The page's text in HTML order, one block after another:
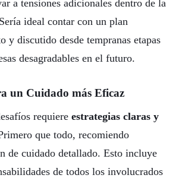
a tensiones adicionales dentro de la
ideal contar con un plan
y discutido desde tempranas etapas
desagradables en el futuro.
un Cuidado más Eficaz
requiere estrategias claras y
que todo, recomiendo
de cuidado detallado. Esto incluye
de todos los involucrados